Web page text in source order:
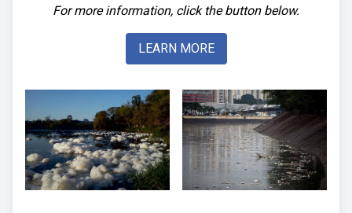
For more information, click the button below.
LEARN MORE